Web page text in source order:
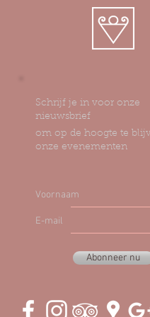
Schrijf je in voor onze
nieuwsbrief
om op de hoogte te
onze evenementen
Voornaam
E-mail
Abonneer nu